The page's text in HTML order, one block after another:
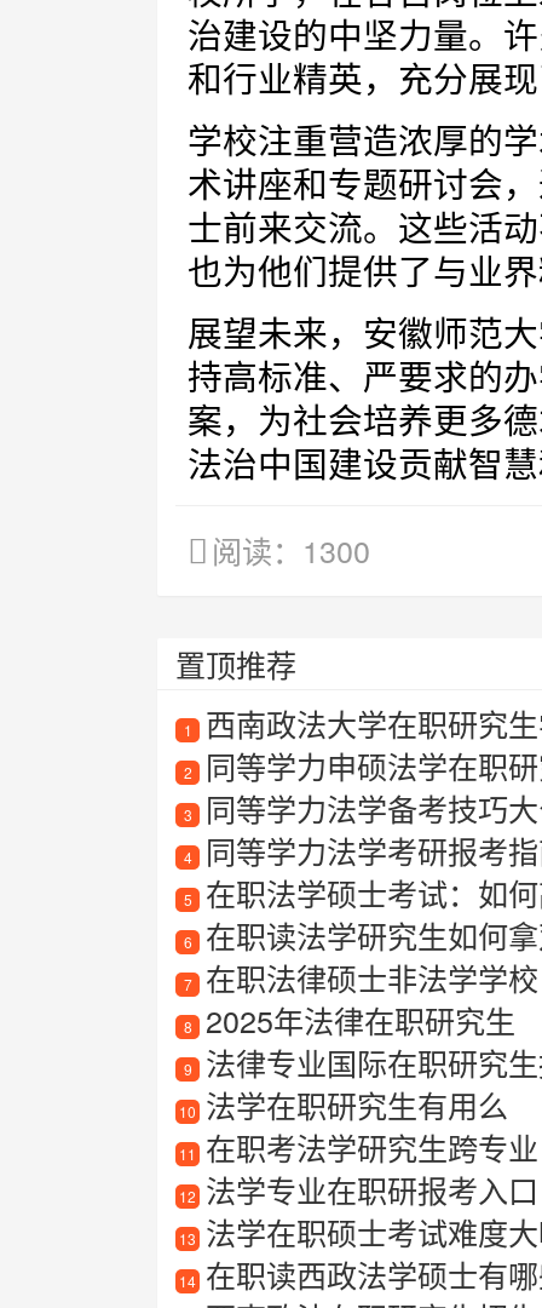
治建设的中坚力量。
和行业精英，充分展
学校注重营造浓厚的
术讲座和专题研讨会
士前来交流。这些活
也为他们提供了与业
展望未来，安徽师范
持高标准、严要求的
案，为社会培养更多
法治中国建设贡献智
阅读：1300
置顶推荐
1 西南政法大学在职研究
2 同等学力申硕法学在职
3 同等学力法学备考技巧
4 同等学力法学考研报考指
5 在职法学硕士考试：如
6 在职读法学研究生如何
7 在职法律硕士非法学学校
8 2025年法律在职研究生
9 法律专业国际在职研究
10 法学在职研究生有用么
11 在职考法学研究生跨专业
12 法学专业在职研报考入口
13 法学在职硕士考试难度
14 在职读西政法学硕士有